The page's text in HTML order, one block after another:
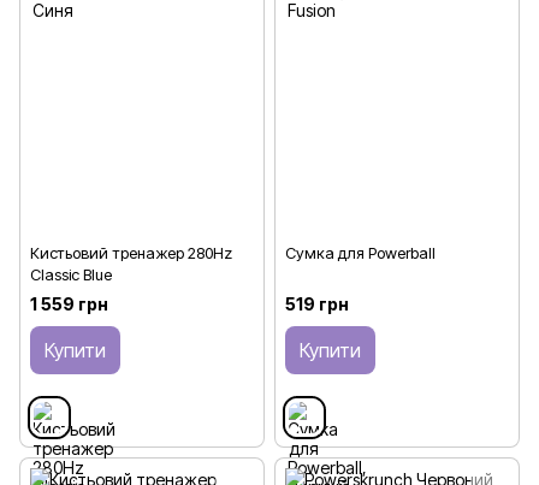
Кистьовий тренажер 280Hz
Classic Blue
1 559 грн
Купити
Сумка для Powerball
519 грн
Купити